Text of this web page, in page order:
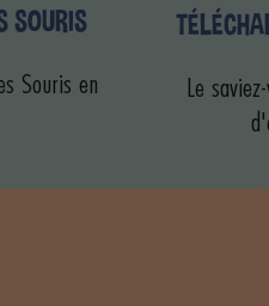
SOURIS
Souris en
Le